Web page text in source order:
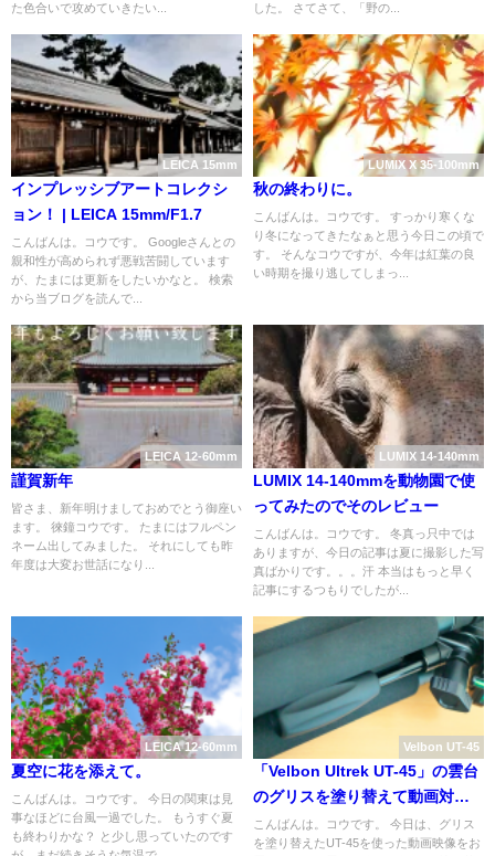
た色合いで攻めていきたい...
した。 さてさて、「野の...
LEICA 15mm
インプレッシブアートコレクシ
ョン！ | LEICA 15mm/F1.7
こんばんは。コウです。 Googleさんとの
親和性が高められず悪戦苦闘しています
が、たまには更新をしたいかなと。 検索
から当ブログを読んで...
LUMIX X 35-100mm
秋の終わりに。
こんばんは。コウです。 すっかり寒くな
り冬になってきたなぁと思う今日この頃で
す。 そんなコウですが、今年は紅葉の良
い時期を撮り逃してしまっ...
LEICA 12-60mm
謹賀新年
皆さま、新年明けましておめでとう御座い
ます。 徠鐘コウです。 たまにはフルペン
ネーム出してみました。 それにしても昨
年度は大変お世話になり...
LUMIX 14-140mm
LUMIX 14-140mmを動物園で使
ってみたのでそのレビュー
こんばんは。コウです。 冬真っ只中では
ありますが、今日の記事は夏に撮影した写
真ばかりです。。。汗 本当はもっと早く
記事にするつもりでしたが...
LEICA 12-60mm
夏空に花を添えて。
こんばんは。コウです。 今日の関東は見
事なほどに台風一過でした。 もうすぐ夏
も終わりかな？ と少し思っていたのです
Velbon UT-45
「Velbon Ultrek UT-45」の雲台
のグリスを塗り替えて動画対応
トラベル三脚にした結果。
こんばんは。コウです。 今日は、グリス
を塗り替えたUT-45を使った動画映像をお